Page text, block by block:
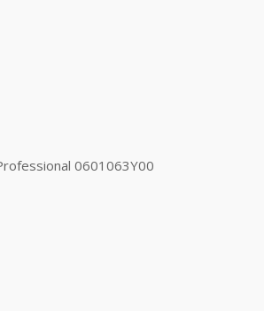
0601063Y00